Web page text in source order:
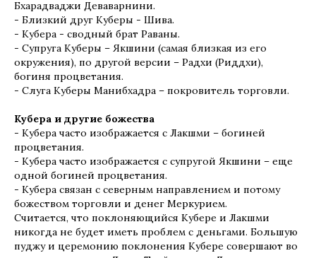
Бхарадваджи Деваварнини.
- Близкий друг Куберы - Шива.
- Кубера - сводный брат Раваны.
- Супруга Куберы – Якшини (самая близкая из его
окружения), по другой версии – Радхи (Риддхи),
богиня процветания.
- Слуга Куберы Манибхадра – покровитель торговли.
Кубера и другие божества
- Кубера часто изображается с Лакшми – богиней
процветания.
- Кубера часто изображается с супругой Якшини – еще
одной богиней процветания.
- Кубера связан с северным направлением и потому
божеством торговли и денег Меркурием.
Считается, что поклоняющийся Кубере и Лакшми
никогда не будет иметь проблем с деньгами. Большую
пуджу и церемонию поклонения Кубере совершают во